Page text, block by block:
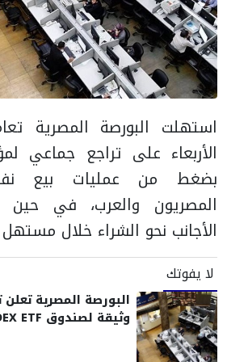
استهلت البورصة المصرية
الأربعاء على تراجع جماعي
بضغط من عمليات بيع
المصريون والعرب، في حين
الأجانب نحو الشراء خلال مستهل
لا يفوتك
وثيقة لصندوق EGX 30 INDEX ETF